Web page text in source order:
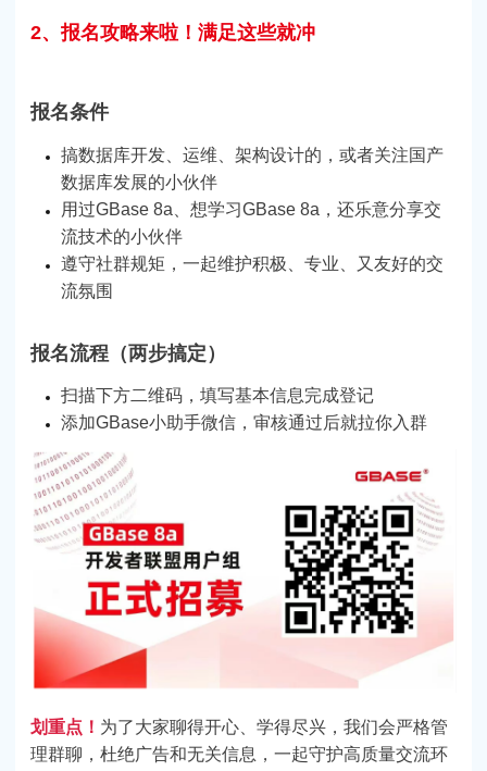
2、报名攻略来啦！满足这些就冲
报名条件
搞数据库开发、运维、架构设计的，或者关注国产
数据库发展的小伙伴
用过GBase 8a、想学习GBase 8a，还乐意分享交
流技术的小伙伴
遵守社群规矩，一起维护积极、专业、又友好的交
流氛围
报名流程（两步搞定）
扫描下方二维码，填写基本信息完成登记
添加GBase小助手微信，审核通过后就拉你入群
划重点！ 为了大家聊得开心、学得尽兴，我们会严格管
理群聊，杜绝广告和无关信息，一起守护高质量交流环